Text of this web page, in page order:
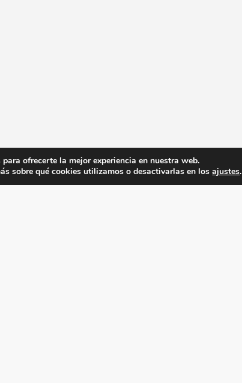
ofrecerte la mejor experiencia en nuestra web.
sobre qué cookies utilizamos o desactivarlas en losajustes.